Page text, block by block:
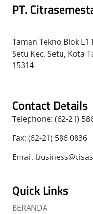
PT.
Taman Tekno Blok L1
Setu Kec. Setu, Kota
15314
Contact Details
Telephone: (62-21)
Fax: (62-21) 586 0836
Email:
Quick Links
BERANDA